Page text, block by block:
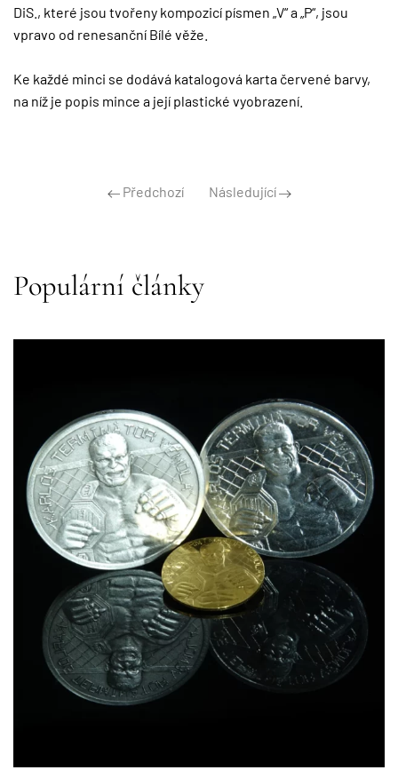
DiS., které jsou tvořeny kompozicí písmen „V“ a „P“, jsou
vpravo od renesanční Bílé věže.
Ke každé minci se dodává katalogová karta červené barvy,
na níž je popis mince a její plastické vyobrazení.
Předchozí Následující
Populární články